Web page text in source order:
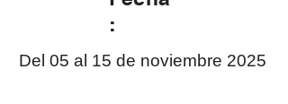
:
Del 05 al 15 de noviembre 2025